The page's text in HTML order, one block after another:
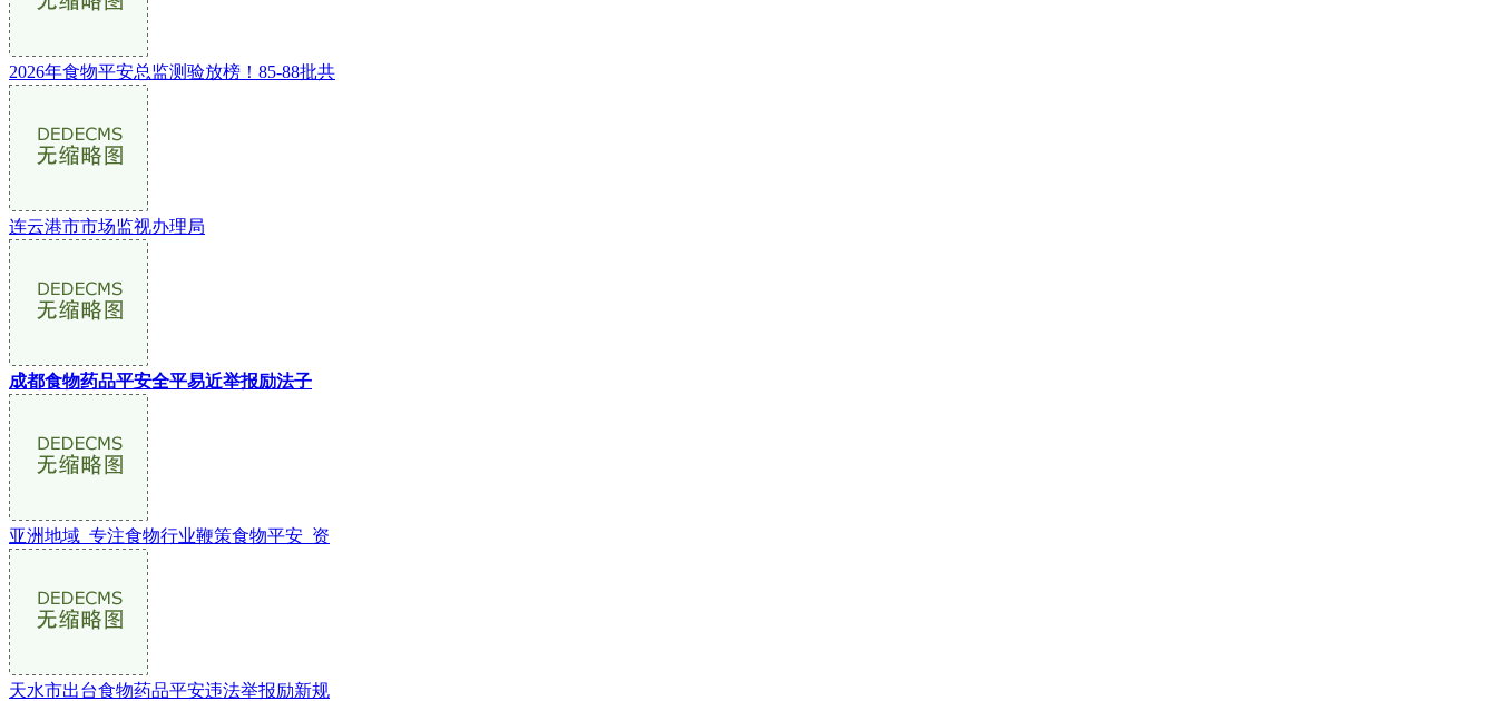
2026年食物平安总监测验放榜！85-88批共
连云港市市场监视办理局
成都食物药品平安全平易近举报励法子
亚洲地域_专注食物行业鞭策食物平安_资
天水市出台食物药品平安违法举报励新规